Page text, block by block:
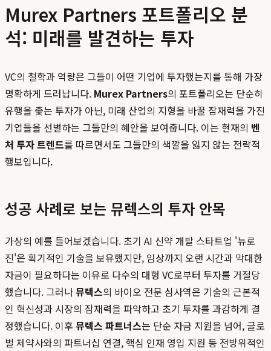
Murex Partners 포트폴리오 분
석: 미래를 발견하는 투자
VC의 철학과 역량은 그들이 어떤 기업에 투자했는지를 통해 가장
명확하게 드러납니다. Murex Partners의 포트폴리오는 단순히
유행을 좇는 투자가 아닌, 미래 산업의 지형을 바꿀 잠재력을 가진
기업들을 선별하는 그들만의 혜안을 보여줍니다. 이는 현재의 벤
처 투자 트렌드를 따르면서도 그들만의 색깔을 잃지 않는 전략적
행보입니다.
성공 사례로 보는 뮤렉스의 투자 안목
가상의 예를 들어보겠습니다. 초기 AI 신약 개발 스타트업 '뉴로
진'은 획기적인 기술을 보유했지만, 임상까지 오랜 시간과 막대한
자금이 필요하다는 이유로 다수의 대형 VC로부터 투자를 거절당
했습니다. 그러나뮤렉스의 바이오 전문 심사역은 기술의 근본적
인 혁신성과 시장의 잠재력을 파악하고 초기 투자를 과감하게 결
정했습니다. 이후 뮤렉스 파트너스는 단순 자금 지원을 넘어, 글로
벌 제약사와의 파트너십 연결, 핵심 인재 영입 지원 등 전방위적인